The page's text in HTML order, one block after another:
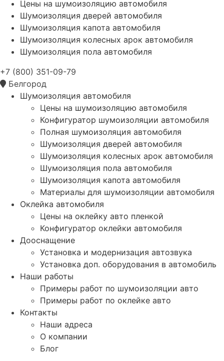
Цены на шумоизоляцию автомобиля
Шумоизоляция дверей автомобиля
Шумоизоляция капота автомобиля
Шумоизоляция колесных арок автомобиля
Шумоизоляция пола автомобиля
+7 (800) 351-09-79
Белгород
Шумоизоляция автомобиля
Цены на шумоизоляцию автомобиля
Конфигуратор шумоизоляции автомобиля
Полная шумоизоляция автомобиля
Шумоизоляция дверей автомобиля
Шумоизоляция колесных арок автомобиля
Шумоизоляция пола автомобиля
Шумоизоляция капота автомобиля
Материалы для шумоизоляции автомобиля
Оклейка автомобиля
Цены на оклейку авто пленкой
Конфигуратор оклейки автомобиля
Дооснащение
Установка и модернизация автозвука
Установка доп. оборудования в автомобиль
Наши работы
Примеры работ по шумоизоляции авто
Примеры работ по оклейке авто
Контакты
Наши адреса
О компании
Блог